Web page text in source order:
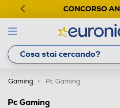
CONCORSO
Gaming Pc Gaming
Pc Gaming